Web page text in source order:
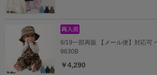
6/19一部再販 【メール便】対応可
9630B
￥4,290